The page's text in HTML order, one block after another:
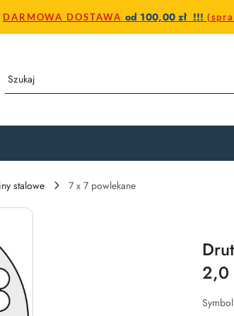
DARMOWA DOSTAWA od 100,00 zł !!!
stalowe 7 x 7 powlekane
2,0